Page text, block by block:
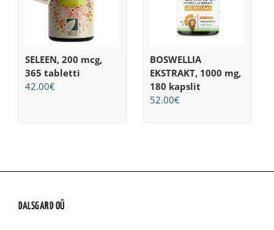
SELEEN, 200 mcg,
365 tabletti
42.00€
BOSWELLIA
EKSTRAKT, 1000 mg,
180 kapslit
52.00€
DALSGARD OÜ